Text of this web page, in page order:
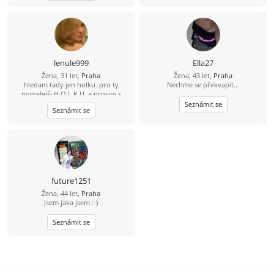
lenule999
Žena, 31 let, Praha
hledam tady jen holku. pro ty
pomalejši H O L K U. a prosim s
fotkou
Seznámit se
Ella27
Žena, 43 let, Praha
Nechme se překvapit...
Seznámit se
future1251
Žena, 44 let, Praha
Jsem jaka jsem :-)
Seznámit se